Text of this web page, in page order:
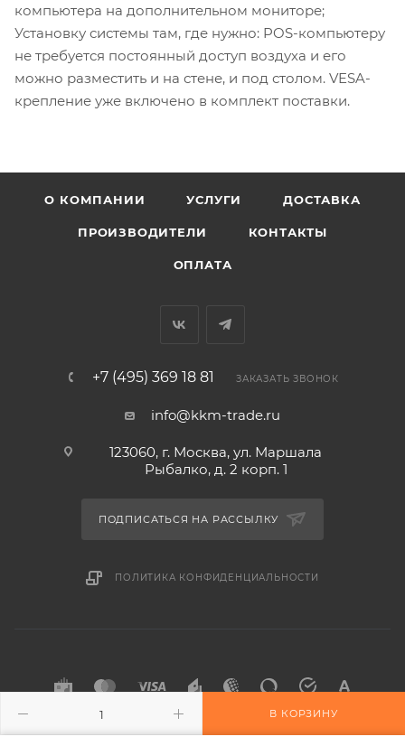
В КОРЗИНУ
компьютера на дополнительном мониторе;
Установку системы там, где нужно: POS-компьютеру
не требуется постоянный доступ воздуха и его
можно разместить и на стене, и под столом. VESA-
крепление уже включено в комплект поставки.
О КОМПАНИИ УСЛУГИ ДОСТАВКА
ПРОИЗВОДИТЕЛИ КОНТАКТЫ
ОПЛАТА
+7 (495) 369 18 81 ЗАКАЗАТЬ ЗВОНОК
info@kkm-trade.ru
123060, г. Москва, ул. Маршала
Рыбалко, д. 2 корп. 1
ПОДПИСАТЬСЯ НА РАССЫЛКУ
ПОЛИТИКА КОНФИДЕНЦИАЛЬНОСТИ
2015-2026 © KKM-TRADE